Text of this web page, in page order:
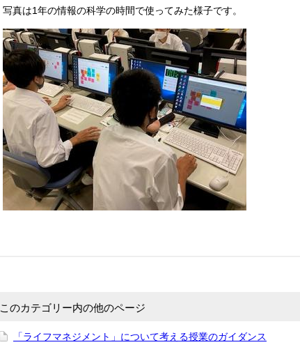
写真は1年の情報の科学の時間で使ってみた様子です。
このカテゴリー内の他のページ
「ライフマネジメント」について考える授業のガイダンス